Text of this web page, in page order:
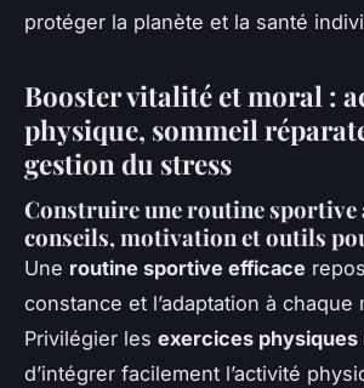
protéger la planète et la santé
Booster vitalité et moral :
physique, sommeil
gestion du stress
Construire une routine sportive
conseils, motivation et outils
Une routine sportive efficace
constance et l’adaptation à chaque
Privilégier les exercices physiques
d’intégrer facilement l’activité